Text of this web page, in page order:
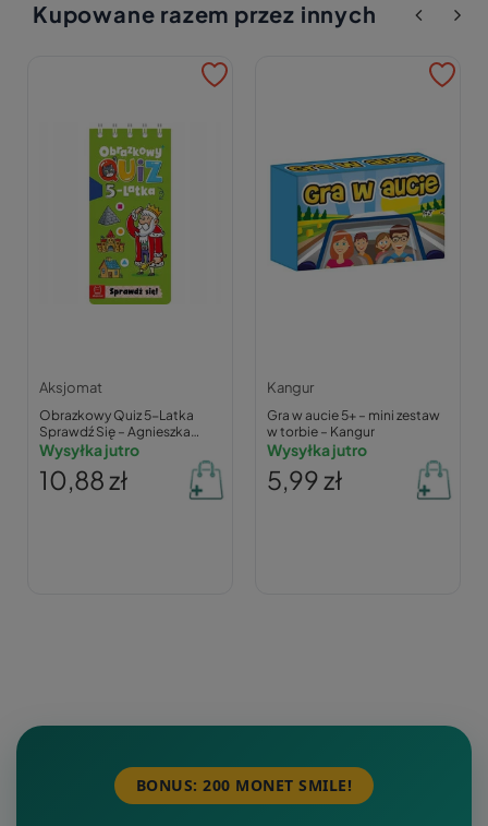
Kupowane razem przez innych
Aksjomat
Obrazkowy Quiz 5-Latka
Sprawdź Się – Agnieszka
Bator
Wysyłka jutro
10,88 zł
Kangur
Gra w aucie 5+ – mini zestaw
w torbie – Kangur
Wysyłka jutro
5,99 zł
BONUS: 200 MONET SMILE!